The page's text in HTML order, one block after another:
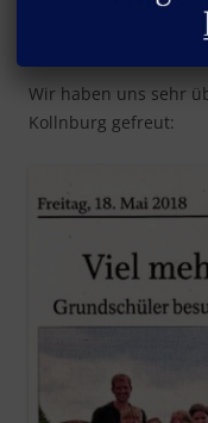
Artikel in “BBV
Wir haben uns sehr
Kollnburg gefreut: